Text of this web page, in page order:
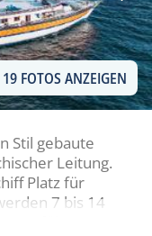
FOTOS ANZEIGEN
Stil gebaute
Leitung.
Platz für
7 bis 14
führen